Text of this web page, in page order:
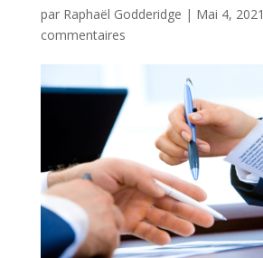
par Raphaël Godderidge | Mai 4, 2021
commentaires